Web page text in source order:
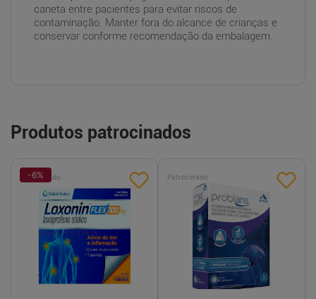
caneta entre pacientes para evitar riscos de
contaminação. Manter fora do alcance de crianças e
conservar conforme recomendação da embalagem.
Produtos patrocinados
Patrocinado
-6% Patrocinado